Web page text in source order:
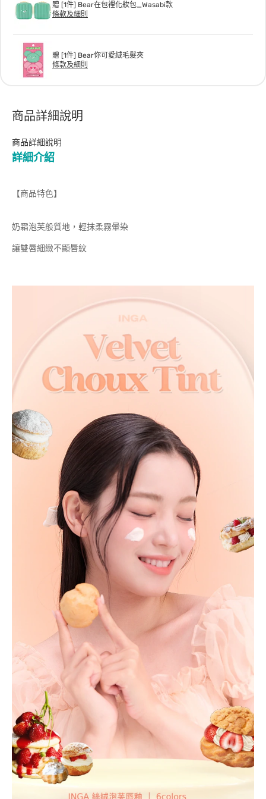
贈 [1件] Bear在包裡化妝包_Wasabi款
條款及細則
贈 [1件] Bear你可愛絨毛髮夾
條款及細則
商品詳細說明
商品詳細說明
詳細介紹
【商品特色】
奶霜泡芙般質地，輕抹柔霧暈染
讓雙唇細緻不顯唇紋